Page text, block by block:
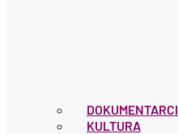
DOKUMENTARCI
KULTURA